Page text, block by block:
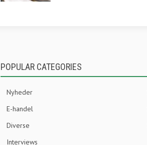
POPULAR CATEGORIES
Nyheder
E-handel
Diverse
Interviews